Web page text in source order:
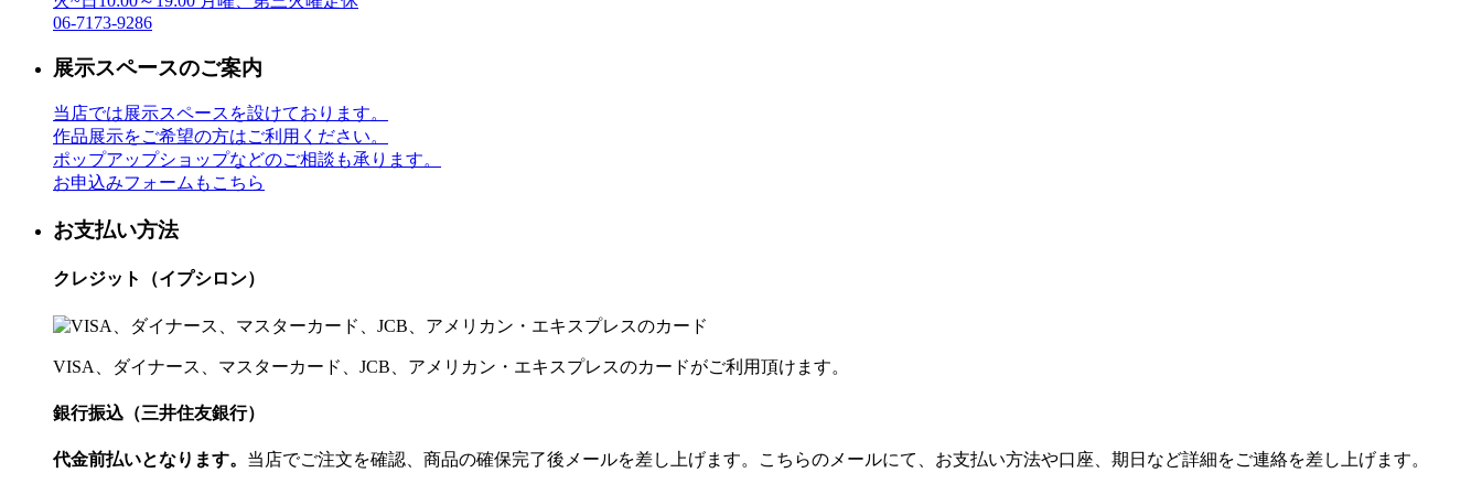
06-7173-9286
展示スペースのご案内
当店では展示スペースを設けております。
作品展示をご希望の方はご利用ください。
ポップアップショップなどのご相談も承ります。
お申込みフォームもこちら
お支払い方法
クレジット（イプシロン）
VISA、ダイナース、マスターカード、JCB、アメリカン・エキスプレスのカードがご利用頂けます。
銀行振込（三井住友銀行）
代金前払いとなります。 当店でご注文を確認、商品の確保完了後メールを差し上げます。こちらのメールにて、お支払い方法や口座、期日など詳細をご連絡を差し上げます。